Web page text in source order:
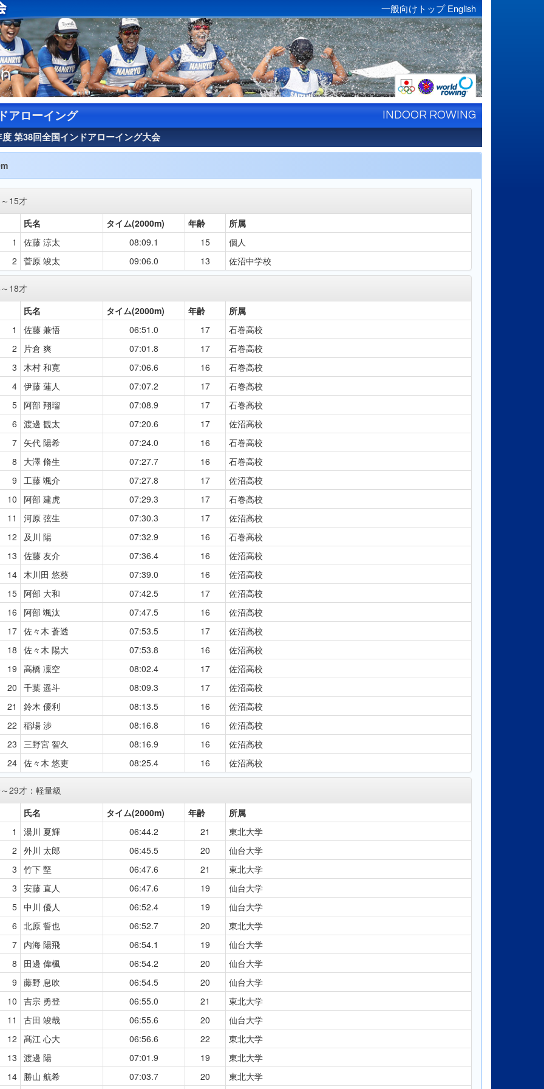
一般向けトップ English
アローイング INDOOR ROWING
度 第38回全国インドアローイング大会
15才
氏名
タイム(2000m) 年齢
所属
1
佐藤 涼太 08:09.1 15
個人
2 菅原 竣太 09:06.0 13 佐沼中学校
18才
氏名
タイム(2000m) 年齢
所属
1
佐藤 兼悟 06:51.0 17
石巻高校
2
片倉 爽 07:01.8 17
石巻高校
3 木村 和寛 07:06.6 16
石巻高校
4 伊藤 蓮人 07:07.2 17
石巻高校
5 阿部 翔瑠 07:08.9 17
石巻高校
6 渡邊 観太 07:20.6 17
佐沼高校
7
矢代 陽希 07:24.0 16
石巻高校
8
大澤 脩生 07:27.7 16
石巻高校
9 工藤 颯介 07:27.8 17
佐沼高校
10 阿部 建虎 07:29.3 17
石巻高校
11
河原 弦生 07:30.3 17
佐沼高校
12
及川 陽 07:32.9 16
石巻高校
13 佐藤 友介 07:36.4 16
佐沼高校
14 木川田 悠葵 07:39.0 16
佐沼高校
15 阿部 大和 07:42.5 17
佐沼高校
16 阿部 颯汰 07:47.5 16
佐沼高校
17 佐々木 蒼透 07:53.5 17
佐沼高校
18 佐々木 陽大 07:53.8 16
佐沼高校
19 高橋 凜空 08:02.4 17
佐沼高校
20 千葉 遥斗 08:09.3 17
佐沼高校
21
鈴木 優利 08:13.5 16
佐沼高校
22 稲場 渉 08:16.8 16
佐沼高校
23 三野宮 智久 08:16.9 16
佐沼高校
24 佐々木 悠吏 08:25.4 16 佐沼高校
29才：軽量級
氏名
タイム(2000m) 年齢
所属
1
湯川 夏輝 06:44.2 21
東北大学
2 外川 太郎 06:45.5 20
仙台大学
3 竹下 堅 06:47.6 21
東北大学
3 安藤 直人 06:47.6 19
仙台大学
5 中川 優人 06:52.4 19
仙台大学
6 北原 誓也 06:52.7 20
東北大学
7
内海 陽飛 06:54.1 19
仙台大学
8
田邊 偉楓 06:54.2 20
仙台大学
9 藤野 息吹 06:54.5 20
仙台大学
10 吉宗 勇登 06:55.0 21
東北大学
11
古田 竣哉 06:55.6 20
仙台大学
12 髙江 心大 06:56.6 22
東北大学
13 渡邊 陽 07:01.9 19
東北大学
14
勝山 航希 07:03.7 20 東北大学